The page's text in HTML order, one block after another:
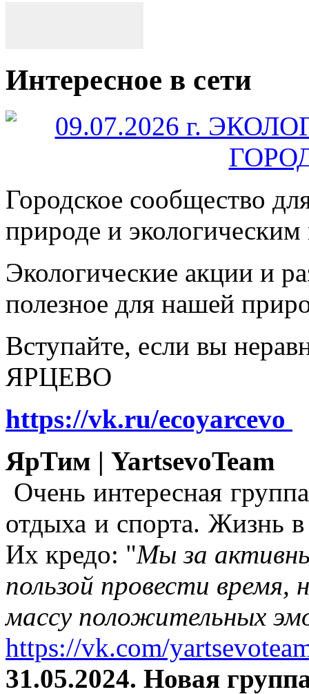
Интересное в сети
Городское сообщество
природе и
Экологические акции и
полезное для нашей
Вступайте, если вы
ЯРЦЕВО
https://vk.ru/ecoyarcevo
ЯрТим | YartsevoTeam
Очень интересная
отдыха и спорта. Жизнь
Их кредо: "Мы за
пользой провести время,
массу положительных
https://vk.com/
31.05.2024. Новая